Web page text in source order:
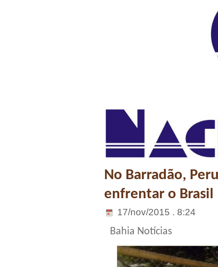
No Barradão,
enfrentar o Brasil
17/nov/2015 . 8:24
Bahia Notícias